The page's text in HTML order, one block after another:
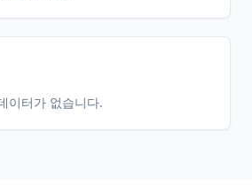
이터가 없습니다.